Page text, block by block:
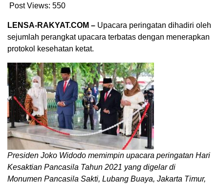
Post Views: 550
LENSA-RAKYAT.COM – Upacara peringatan dihadiri oleh
sejumlah perangkat upacara terbatas dengan menerapkan
protokol kesehatan ketat.
Presiden Joko Widodo memimpin upacara peringatan Hari
Kesaktian Pancasila Tahun 2021 yang digelar di
Monumen Pancasila Sakti, Lubang Buaya, Jakarta Timur,